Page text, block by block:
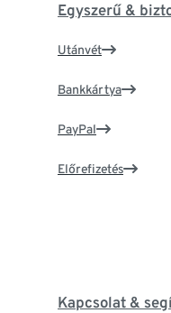
Egyszerű &
Utánvét
Bankkártya
PayPal
Előrefizetés
Kapcsolat &